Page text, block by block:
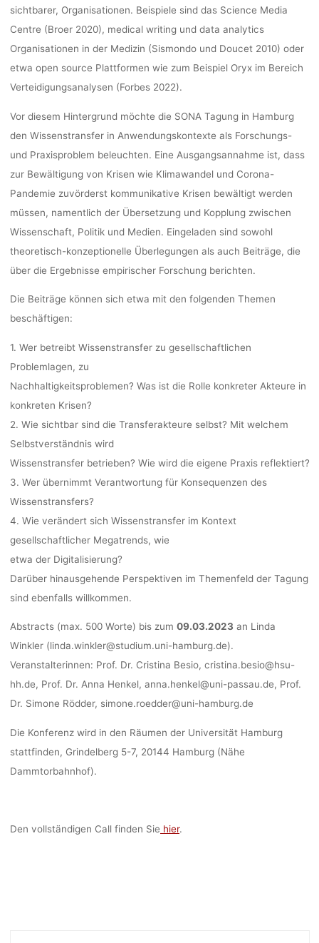
sichtbarer, Organisationen. Beispiele sind das Science Media
Centre (Broer 2020), medical writing und data analytics
Organisationen in der Medizin (Sismondo und Doucet 2010) oder
etwa open source Plattformen wie zum Beispiel Oryx im Bereich
Verteidigungsanalysen (Forbes 2022).
Vor diesem Hintergrund möchte die SONA Tagung in Hamburg
den Wissenstransfer in Anwendungskontexte als Forschungs-
und Praxisproblem beleuchten. Eine Ausgangsannahme ist, dass
zur Bewältigung von Krisen wie Klimawandel und Corona-
Pandemie zuvörderst kommunikative Krisen bewältigt werden
müssen, namentlich der Übersetzung und Kopplung zwischen
Wissenschaft, Politik und Medien. Eingeladen sind sowohl
theoretisch-konzeptionelle Überlegungen als auch Beiträge, die
über die Ergebnisse empirischer Forschung berichten.
Die Beiträge können sich etwa mit den folgenden Themen
beschäftigen:
1. Wer betreibt Wissenstransfer zu gesellschaftlichen
Problemlagen, zu
Nachhaltigkeitsproblemen? Was ist die Rolle konkreter Akteure in
konkreten Krisen?
2. Wie sichtbar sind die Transferakteure selbst? Mit welchem
Selbstverständnis wird
Wissenstransfer betrieben? Wie wird die eigene Praxis reflektiert?
3. Wer übernimmt Verantwortung für Konsequenzen des
Wissenstransfers?
4. Wie verändert sich Wissenstransfer im Kontext
gesellschaftlicher Megatrends, wie
etwa der Digitalisierung?
Darüber hinausgehende Perspektiven im Themenfeld der Tagung
sind ebenfalls willkommen.
Abstracts (max. 500 Worte) bis zum 09.03.2023 an Linda
Winkler (linda.winkler@studium.uni-hamburg.de).
Veranstalterinnen: Prof. Dr. Cristina Besio, cristina.besio@hsu-
hh.de, Prof. Dr. Anna Henkel, anna.henkel@uni-passau.de, Prof.
Dr. Simone Rödder, simone.roedder@uni-hamburg.de
Die Konferenz wird in den Räumen der Universität Hamburg
stattfinden, Grindelberg 5-7, 20144 Hamburg (Nähe
Dammtorbahnhof).
Den vollständigen Call finden Sie hier.